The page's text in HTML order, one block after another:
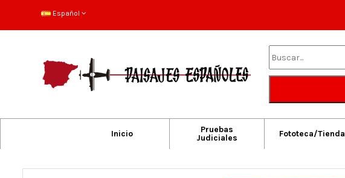
Español
Inicio
Pruebas
Judiciales
Fototeca/Tienda